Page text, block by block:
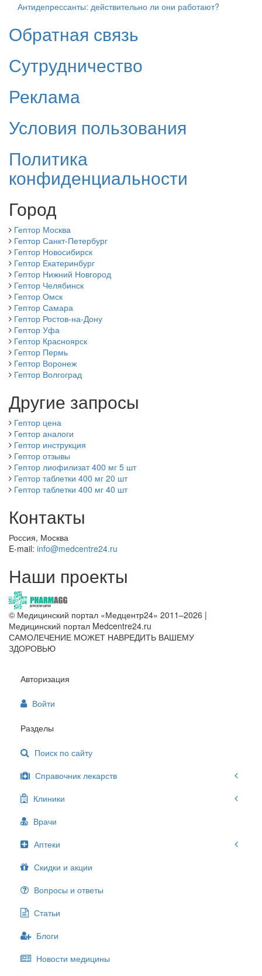
Антидепрессанты: действительно ли они работают?
Обратная связь
Сутрудничество
Реклама
Условия пользования
Политика
конфиденциальности
Город
Гептор Москва
Гептор Санкт-Петербург
Гептор Новосибирск
Гептор Екатеринбург
Гептор Нижний Новгород
Гептор Челябинск
Гептор Омск
Гептор Самара
Гептор Ростов-на-Дону
Гептор Уфа
Гептор Красноярск
Гептор Пермь
Гептор Воронеж
Гептор Волгоград
Другие запросы
Гептор цена
Гептор аналоги
Гептор инструкция
Гептор отзывы
Гептор лиофилизат 400 мг 5 шт
Гептор таблетки 400 мг 20 шт
Гептор таблетки 400 мг 40 шт
Контакты
Россия, Москва
E-mail: info@medcentre24.ru
Наши проекты
© Медицинский портал «Медцентр24» 2011–2026 |
Медицинский портал Medcentre24.ru
САМОЛЕЧЕНИЕ МОЖЕТ НАВРЕДИТЬ ВАШЕМУ
ЗДОРОВЬЮ
Авторизация
Войти
Разделы
Поиск по сайту
Справочник лекарств
Клиники
Врачи
Аптеки
Скидки и акции
Вопросы и ответы
Статьи
Блоги
Новости медицины